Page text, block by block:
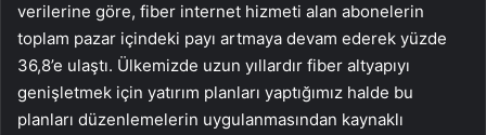
verilerine göre, fiber internet hizmeti alan abonelerin
toplam pazar içindeki payı artmaya devam ederek yüzde
36,8’e ulaştı. Ülkemizde uzun yıllardır fiber altyapıyı
genişletmek için yatırım planları yaptığımız halde bu
planları düzenlemelerin uygulanmasından kaynaklı